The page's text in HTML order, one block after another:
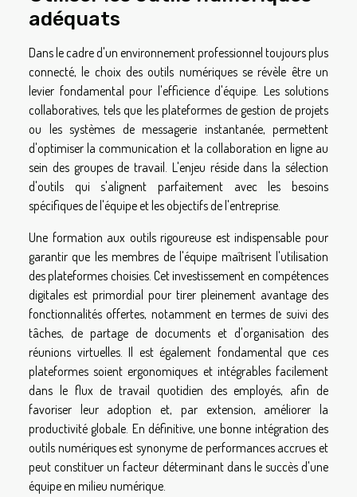
adéquats
Dans le cadre d'un environnement professionnel toujours plus
connecté, le choix des outils numériques se révèle être un
levier fondamental pour l'efficience d'équipe. Les solutions
collaboratives, tels que les plateformes de gestion de projets
ou les systèmes de messagerie instantanée, permettent
d'optimiser la communication et la collaboration en ligne au
sein des groupes de travail. L'enjeu réside dans la sélection
d'outils qui s'alignent parfaitement avec les besoins
spécifiques de l'équipe et les objectifs de l'entreprise.
Une formation aux outils rigoureuse est indispensable pour
garantir que les membres de l'équipe maîtrisent l'utilisation
des plateformes choisies. Cet investissement en compétences
digitales est primordial pour tirer pleinement avantage des
fonctionnalités offertes, notamment en termes de suivi des
tâches, de partage de documents et d'organisation des
réunions virtuelles. Il est également fondamental que ces
plateformes soient ergonomiques et intégrables facilement
dans le flux de travail quotidien des employés, afin de
favoriser leur adoption et, par extension, améliorer la
productivité globale. En définitive, une bonne intégration des
outils numériques est synonyme de performances accrues et
peut constituer un facteur déterminant dans le succès d'une
équipe en milieu numérique.